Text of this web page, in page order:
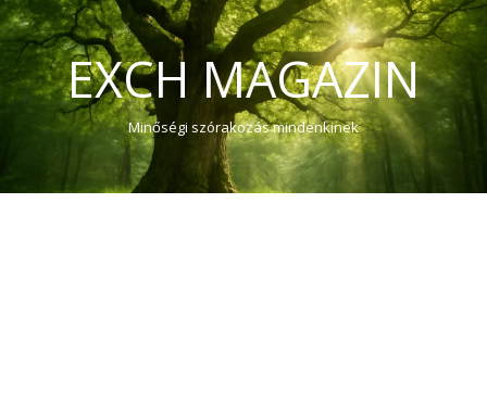
EXCH MAGAZIN
Minőségi szórakozás mindenkinek